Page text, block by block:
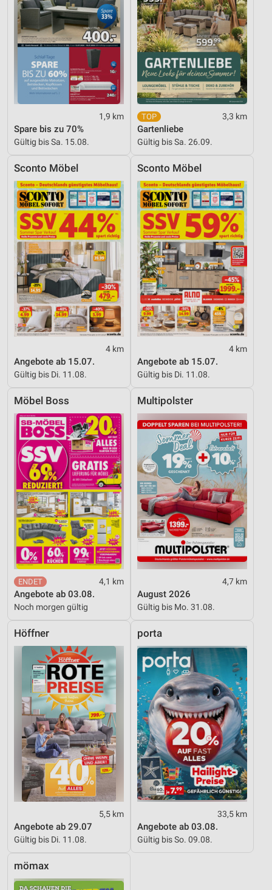
1,9 km
Spare bis zu 70%
Gültig bis Sa. 15.08.
3,3 km
Gartenliebe
Gültig bis Sa. 26.09.
Sconto Möbel
4 km
Angebote ab 15.07.
Gültig bis Di. 11.08.
Sconto Möbel
4 km
Angebote ab 15.07.
Gültig bis Di. 11.08.
Möbel Boss
4,1 km
Angebote ab 03.08.
Noch morgen gültig
Multipolster
4,7 km
August 2026
Gültig bis Mo. 31.08.
Höffner
5,5 km
Angebote ab 29.07
Gültig bis Di. 11.08.
porta
33,5 km
Angebote ab 03.08.
Gültig bis So. 09.08.
mömax
IAB-Besonderheiten:
Verwendung genauer Standortdaten
Geräte anhand von aktiv angeforderten
Informationen identifizieren
Nicht-IAB-Verarbeitungszwecke:
Notwendig
Funktional
Werbung